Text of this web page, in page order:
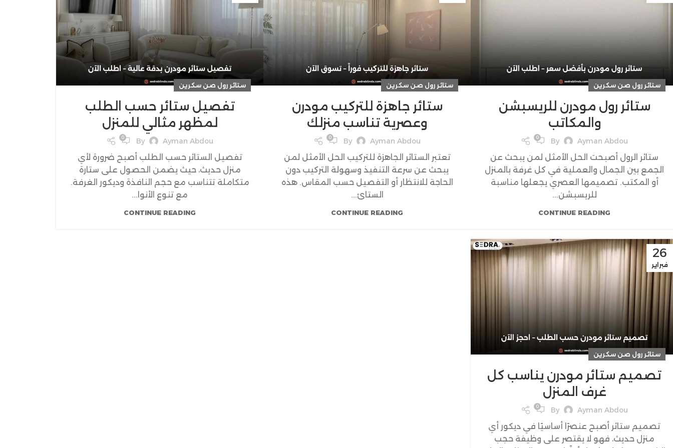
ستائر رول صن سكرين
ستائر رول مودرن للريسبشن
والمكاتب
By Ayman Abdou
0
ستائر الرول أصبحت الحل الأمثل لمن يبحث عن
الجمع بين الجمال والعملية في كل غرفة بالمنزل
أو المكتب. تصميمها العصري يجعلها مناسبة
للريسبشن...
CONTINUE READING
ستائر رول صن سكرين
ستائر جاهزة للتركيب مودرن
وعصرية تناسب منزلك
By Ayman Abdou
0
تعتبر الستائر الجاهزة للتركيب الحل الأمثل لمن
يبحث عن سرعة التنفيذ وسهولة التركيب دون
الحاجة للانتظار أو التفصيل حسب المقاس. هذه
الستائ...
CONTINUE READING
ستائر رول صن سكرين
تفصيل ستائر حسب الطلب
لمظهر مثالي للمنزل
By Ayman Abdou
0
تفصيل الستائر حسب الطلب أصبح ضرورة لأي
منزل حديث، حيث يضمن الحصول على ستارة
متكاملة تتناسب مع حجم النافذة وديكور الغرفة.
مع تنوع الأنوا...
CONTINUE READING
26
فبراير
ستائر رول صن سكرين
تصميم ستائر مودرن يناسب كل
غرف المنزل
By Ayman Abdou
0
تصميم ستائر أصبح عنصرًا أساسيًا في ديكور أي
منزل حديث، فهو لا يقتصر على وظيفة حجب